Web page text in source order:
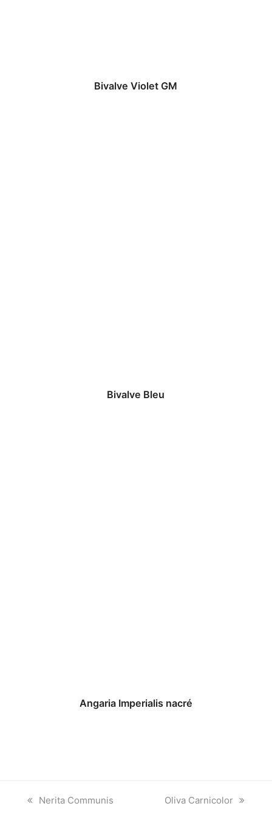
Bivalve Violet GM
Bivalve Bleu
Angaria Imperialis nacré
previous
Nerita Communis
next
Oliva Carnicolor